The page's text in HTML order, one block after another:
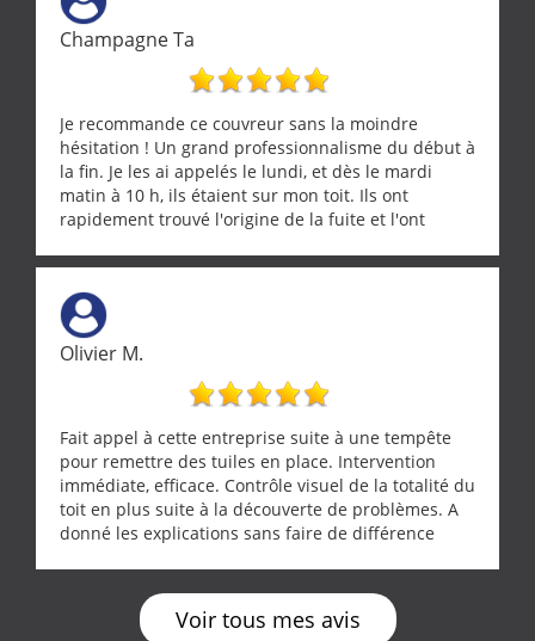
Champagne Ta
Je recommande ce couvreur sans la moindre
hésitation ! Un grand professionnalisme du début à
la fin. Je les ai appelés le lundi, et dès le mardi
matin à 10 h, ils étaient sur mon toit. Ils ont
rapidement trouvé l'origine de la fuite et l'ont
Une équipe sérieuse, réactive et compétente. C'est
vraiment rassurant de pouvoir compter sur des
artisans aussi professionnels. Merci encore !
Olivier M.
Fait appel à cette entreprise suite à une tempête
pour remettre des tuiles en place. Intervention
immédiate, efficace. Contrôle visuel de la totalité du
toit en plus suite à la découverte de problèmes. A
donné les explications sans faire de différence
Voir tous mes avis